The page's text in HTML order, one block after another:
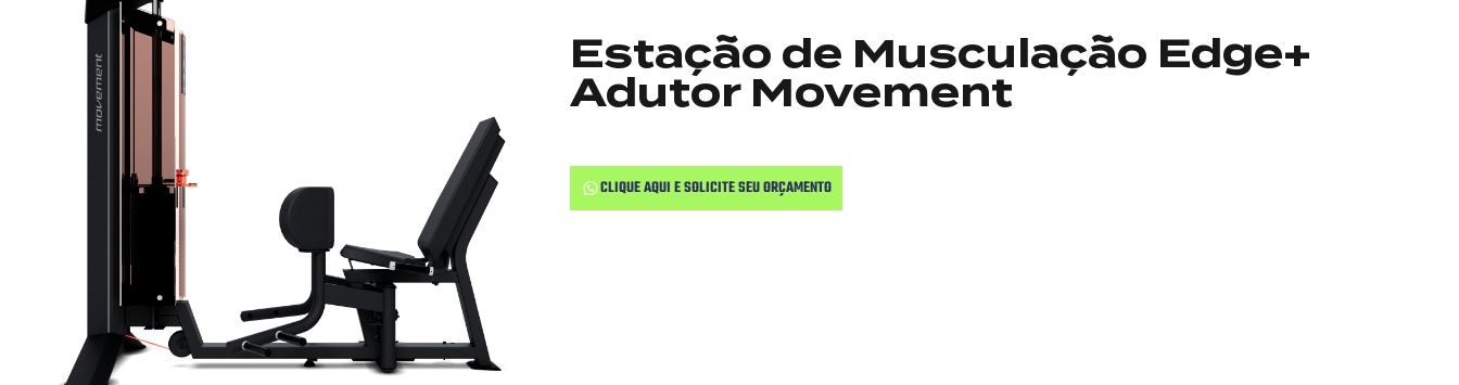
Estação de Musculação Edge+
Adutor Movement
CLIQUE AQUI E SOLICITE SEU ORÇAMENTO